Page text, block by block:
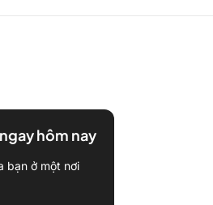
hôm nay
bạn ở một nơi